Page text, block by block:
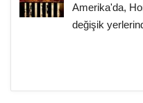
Amerika'da,
değişik